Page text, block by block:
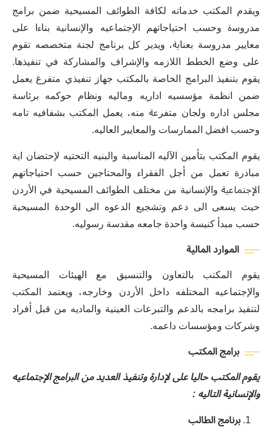
ﻭﻳﻘﺪﻡ ﺍﻟﻤﻜﺘﺐ ﺧﺪﻣﺎﺗﻪ ﻟﻜﺎﻓﺔ ﺍﻟﻄﻮﺍﺋﻒ ﺍﻟﻤﺴﻴﺤﻴﺔ ﺿﻤﻦ ﺑﺮﺍﻣﺞ
ﻣﺪﺭﻭﺳة ﻭﺣﺴﺐ ﺍﺣﺘﻴﺎﺟﺎﺗﻬﻢ ﺍﻹﺟﺘﻤﺎﻋﻴﻪ ﻭﺍﻹﻧﺴﺎﻧﻴﺔ ﺑﻨﺎءﺍ ﻋﻠﻰ
ﻣﻌﺎﻳﻴﺮ ﻣﺪﺭﻭﺳﺔ ﺑﻌﻨﺎية، ﻭﻳﺪﻳﺮ ﻛﻞ ﺑﺮﻧﺎﻣﺞ ﻟﺠﻨﺔ ﻣﺘﺨﺼﺼﻪ ﺗﻘﻮﻡ
ﻋﻠﻰ ﻭﺿﻊ ﺍﻟﺨﻄﻂ ﺍﻟﻼﺯﻣﻪ ﻭﺍﻹﺷﺮﺍﻑ ﻭﺍﻟﻤﺸﺎﺭﻛﺔ ﻓﻲ ﺗﻨﻔﻴﺬﻫﺎ.
ﻳﻘﻮﻡ ﺑﺘﻨﻔﻴﺬ ﺍﻟﺒﺮﺍﻣﺞ ﺍﻟﺨﺎﺻﺔ ﺑﺎﻟﻤﻜﺘﺐ ﺟﻬﺎﺯ ﺗﻨﻔﻴﺬﻱ ﻣﺘﻔﺮﻍ ﻳﻌﻤﻞ
ﺿﻤﻦ ﺍﻧﻈﻤﺔ ﻣﺆﺳﺴﻴﻪ ﺍﺩﺍﺭﻳﻪ ﻭﻣﺎﻟﻴﻪ ﻭﻧﻈﺎﻡ ﺣﻮﻛﻤﻪ ﺑﺮﺋﺎﺳﺔ
ﻣﺠﻠﺲ ﺍﺩﺍﺭﻩ ﻭﻟﺠﺎﻥ ﻣﺘﻔﺮعة ﻣﻨﻪ، ﻳﻌﻤﻞ ﺍﻟﻤﻜﺘﺐ ﺑﺸﻔﺎﻓﻴﻪ ﺗﺎﻣﻪ
ﻭﺣﺴﺐ ﺍﻓﻀﻞ ﺍﻟﻤﻤﺎﺭﺳﺎﺕ ﻭﺍﻟﻤﻌﺎﻳﻴﺮ ﺍﻟﻌﺎﻟﻴﻪ.
ﻳﻘﻮﻡ ﺍﻟﻤﻜﺘﺐ ﺑﺘﺄﻣﻴﻦ ﺍﻵﻟﻴﻪ ﺍﻟﻤﻨﺎﺳﺒﺔ ﻭﺍﻟﺒﻨﻴﻪ ﺍﻟﺘﺤﺘﻴﻪ ﻹﺣﺘﻀﺎﻥ ﺍﻳﺔ
ﻣﺒﺎﺩﺭﺓ ﺗﻌﻤﻞ ﻣﻦ ﺃﺟﻞ ﺍﻟﻔﻘﺮﺍء ﻭﺍﻟﻤﺤﺘﺎﺟﻴﻦ ﺣﺴﺐ ﺍﺣﺘﻴﺎﺟﺎﺗﻬﻢ
ﺍلإجتماعية ﻭﺍﻹﻧﺴﺎﻧﻴﺔ ﻣﻦ ﻣﺨﺘﻠﻒ ﺍﻟﻄﻮﺍﺋﻒ ﺍﻟﻤﺴﻴﺤﻴﺔ ﻓﻲ ﺍﻷﺭﺩﻥ
ﺣﻴﺚ ﻳﺴﻌﻰ ﺍﻟﻰ ﺩﻋﻢ ﻭﺗﺸﺠﻴﻊ ﺍﻟﺪﻋﻮﻩ ﺍﻟﻰ ﺍﻟﻮﺣﺪﺓ ﺍﻟﻤﺴﻴﺤﻴﺔ
ﺣﺴﺐ ﻣﺒﺪﺃ ﻛﻨﻴﺴﺔ ﻭﺍﺣﺪﺓ ﺟﺎﻣﻌﻪ ﻣﻘﺪﺳﺔ ﺭﺳﻮﻟﻴﻪ.
ﺍﻟﻤﻮﺍﺭﺩﺍﻟﻤﺎﻟﻴﺔ
ﻳﻘﻮﻡ ﺍﻟﻤﻜﺘﺐ ﺑﺎﻟﺘﻌﺎﻭﻥ ﻭﺍﻟﺘﻨﺴﻴﻖ ﻣﻊ ﺍﻟﻬﻴﺌﺎﺕ ﺍﻟﻤﺴﻴﺤﻴﺔ
ﻭﺍﻹﺟﺘﻤﺎﻋﻴﻪ ﺍﻟﻤﺨﺘﻠﻔﻪ ﺩﺍﺧﻞ ﺍﻷﺭﺩﻥ ﻭﺧﺎﺭﺟﻪ، ﻭﻳﻌﺘﻤﺪ ﺍﻟﻤﻜﺘﺐ
ﻟﺘﻨﻔﻴﺬ ﺑﺮﺍﻣﺠﻪ ﺑﺎﻟﺪﻋﻢ ﻭﺍﻟﺘﺒﺮﻋﺎﺕ ﺍﻟﻌﻴﻨﻴﺔ ﻭﺍﻟﻤﺎﺩﻳﻪ ﻣﻦ ﻗﺒﻞ ﺃﻓﺮﺍﺩ
ﻭﺷﺮﻛﺎﺕ ﻭﻣﺆﺳﺴﺎﺕ ﺩﺍﻋﻤﻪ.
ﺑﺮﺍﻣﺞﺍﻟﻤﻜﺘﺐ
ﻳﻘﻮﻡ ﺍﻟﻤﻜﺘﺐ ﺣﺎﻟﻴﺎ ﻋﻠﻰ ﻹﺩﺍﺭﺓ ﻭﺗﻨﻔﻴﺬ ﺍﻟﻌﺪﻳﺪ ﻣﻦ ﺍﻟﺒﺮﺍﻣﺞ ﺍﻹﺟﺘﻤﺎﻋﻴﻪ
ﻭﺍﻹﻧﺴﺎﻧﻴﺔ ﺍﻟﺘﺎﻟﻴﻪ :
ﺑﺮﻧﺎﻣﺞﺍﻟﻄﺎﻟﺐ